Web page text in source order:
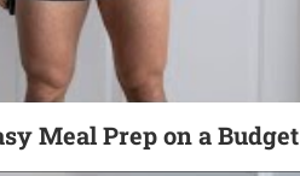
Meal Prep on a Budget